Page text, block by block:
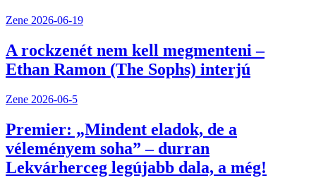
Zene 2026-06-19
A rockzenét nem kell megmenteni –
Ethan Ramon (The Sophs) interjú
Zene 2026-06-5
Premier: „Mindent eladok, de a
véleményem soha” – durran
Lekvárherceg legújabb dala, a még!